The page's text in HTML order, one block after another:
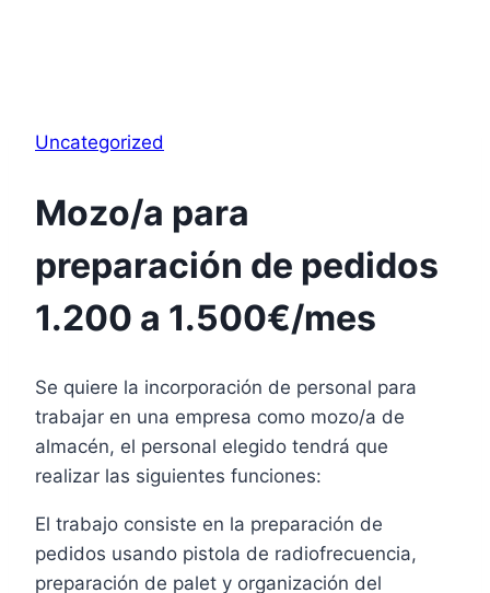
Uncategorized
Mozo/a para
preparación de pedidos
1.200 a 1.500€/mes
Se quiere la incorporación de personal para
trabajar en una empresa como mozo/a de
almacén, el personal elegido tendrá que
realizar las siguientes funciones:
El trabajo consiste en la preparación de
pedidos usando pistola de radiofrecuencia,
preparación de palet y organización del